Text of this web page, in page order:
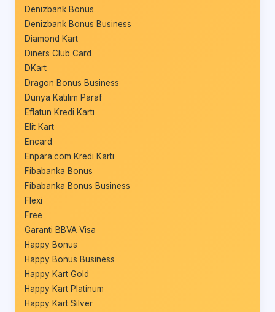
Denizbank Bonus
Denizbank Bonus Business
Diamond Kart
Diners Club Card
DKart
Dragon Bonus Business
Dünya Katılım Paraf
Eflatun Kredi Kartı
Elit Kart
Encard
Enpara.com Kredi Kartı
Fibabanka Bonus
Fibabanka Bonus Business
Flexi
Free
Garanti BBVA Visa
Happy Bonus
Happy Bonus Business
Happy Kart Gold
Happy Kart Platinum
Happy Kart Silver